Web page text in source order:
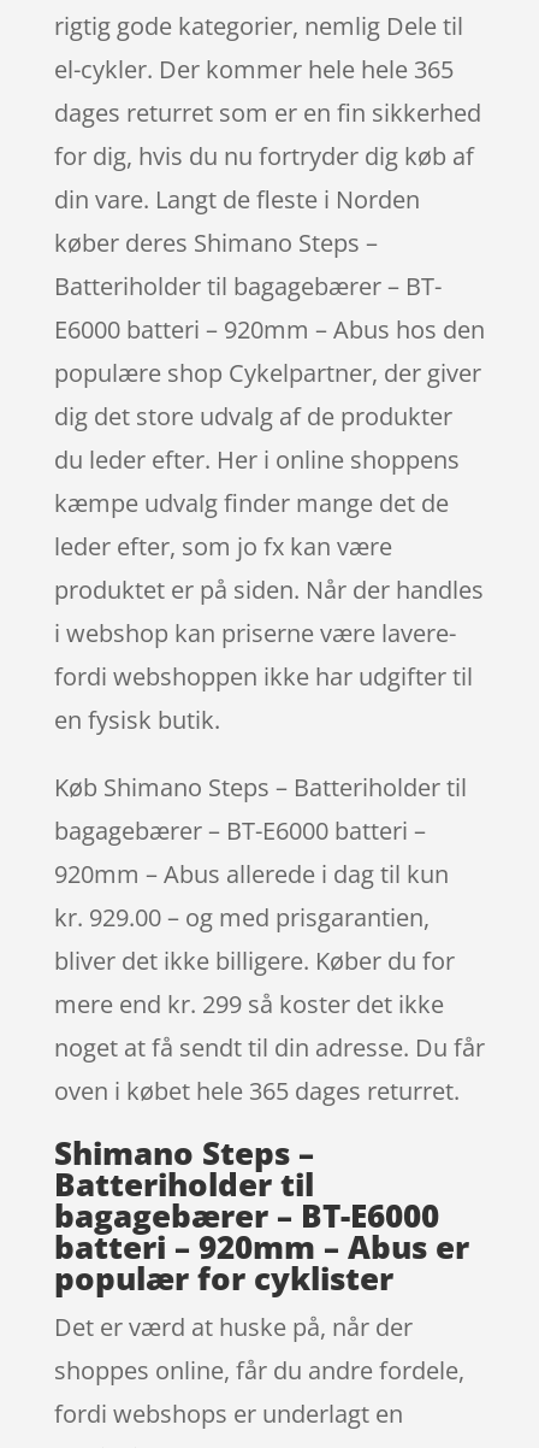
rigtig gode kategorier, nemlig Dele til
el-cykler. Der kommer hele hele 365
dages returret som er en fin sikkerhed
for dig, hvis du nu fortryder dig køb af
din vare. Langt de fleste i Norden
køber deres Shimano Steps –
Batteriholder til bagagebærer – BT-
E6000 batteri – 920mm – Abus hos den
populære shop Cykelpartner, der giver
dig det store udvalg af de produkter
du leder efter. Her i online shoppens
kæmpe udvalg finder mange det de
leder efter, som jo fx kan være
produktet er på siden. Når der handles
i webshop kan priserne være lavere-
fordi webshoppen ikke har udgifter til
en fysisk butik.
Køb Shimano Steps – Batteriholder til
bagagebærer – BT-E6000 batteri –
920mm – Abus allerede i dag til kun
kr. 929.00 – og med prisgarantien,
bliver det ikke billigere. Køber du for
mere end kr. 299 så koster det ikke
noget at få sendt til din adresse. Du får
oven i købet hele 365 dages returret.
Shimano Steps –
Batteriholder til
bagagebærer – BT-E6000
batteri – 920mm – Abus er
populær for cyklister
Det er værd at huske på, når der
shoppes online, får du andre fordele,
fordi webshops er underlagt en